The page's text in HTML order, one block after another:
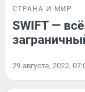
СТРАНА И МИР
SWIFT —
29 августа, 2022,